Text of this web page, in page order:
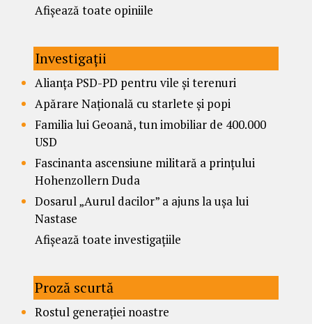
Afișează toate opiniile
Investigații
Alianța PSD-PD pentru vile și terenuri
Apărare Națională cu starlete și popi
Familia lui Geoană, tun imobiliar de 400.000
USD
Fascinanta ascensiune militară a prințului
Hohenzollern Duda
Dosarul „Aurul dacilor” a ajuns la ușa lui
Nastase
Afișează toate investigațiile
Proză scurtă
Rostul generației noastre